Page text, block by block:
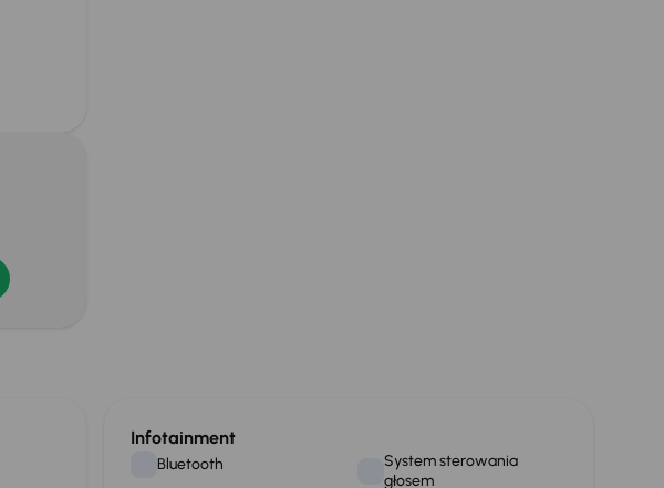
Infotainment
Bluetooth
System sterowania
głosem